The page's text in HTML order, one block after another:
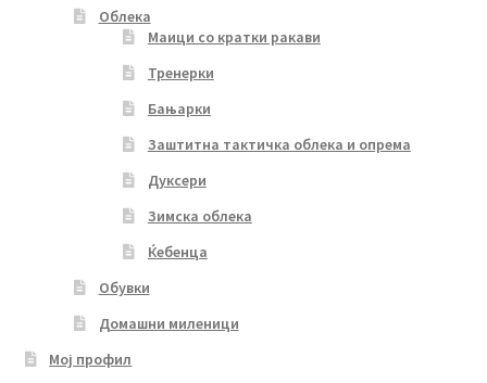
Облека
Маици со кратки ракави
Тренерки
Бањарки
Заштитна тактичка облека и опрема
Дуксери
Зимска облека
Ќебенца
Обувки
Домашни миленици
Мој профил